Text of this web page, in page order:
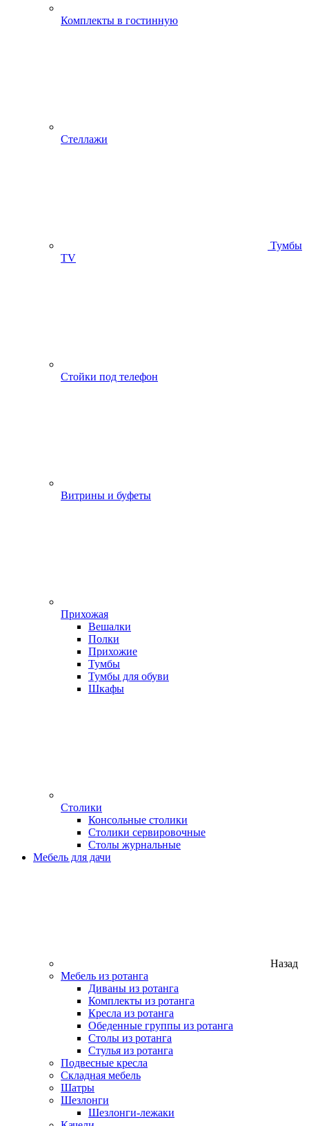
Комплекты в гостинную
Стеллажи
Тумбы
ТV
Стойки под телефон
Витрины и буфеты
Прихожая
Вешалки
Полки
Прихожие
Тумбы
Тумбы для обуви
Шкафы
Столики
Консольные столики
Столики сервировочные
Столы журнальные
Мебель для дачи
Назад
Мебель из ротанга
Диваны из ротанга
Комплекты из ротанга
Кресла из ротанга
Обеденные группы из ротанга
Столы из ротанга
Стулья из ротанга
Подвесные кресла
Складная мебель
Шатры
Шезлонги
Шезлонги-лежаки